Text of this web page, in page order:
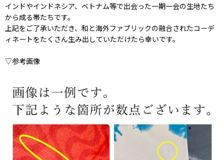
インドやインドネシア、ベトナム等で出会った一期一会の生地たち
から成る帯たちです。
上記をご了承いただき、和と海外ファブリックの融合されたコーデ
ィネートをたくさん生み出していただけたら幸いです。
▽参考画像